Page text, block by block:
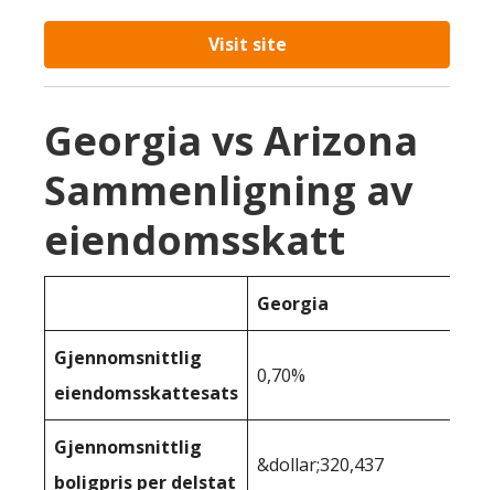
Visit site
Georgia vs Arizona
Sammenligning av
eiendomsskatt
Georgia
Gjennomsnittlig
eiendomsskattesats
0,70%
Gjennomsnittlig
boligpris per delstat
&dollar;320,437